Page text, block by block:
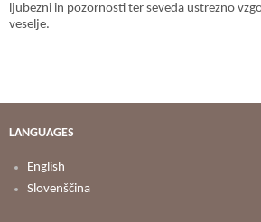
ljubezni in pozornosti ter seveda ustrezno
veselje.
LANGUAGES
English
Slovenščina